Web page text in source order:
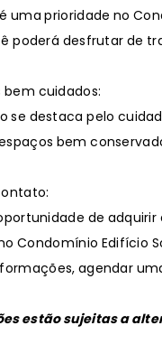
uma prioridade no
poderá desfrutar de
bem cuidados:
se destaca pelo
bem
de adquirir
Condomínio Edifício
agendar
estão sujeitas a